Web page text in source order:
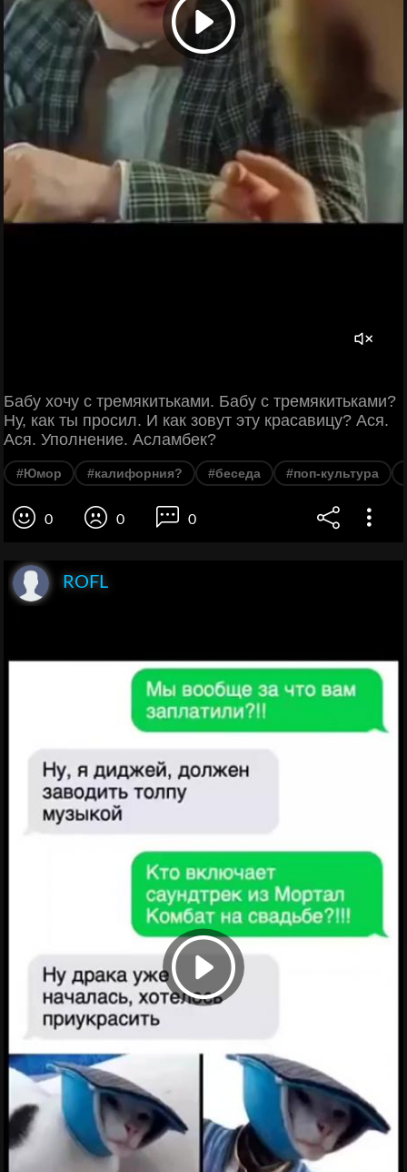
Бабу хочу с тремякитьками. Бабу с тремякитьками?
Ну, как ты просил. И как зовут эту красавицу? Ася.
Ася. Уполнение. Асламбек?
#Юмор #калифорния? #беседа #поп-культура
0 0 0
ROFL